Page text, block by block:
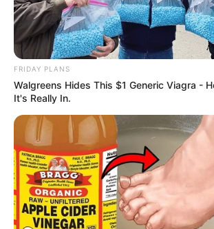
sexy shayari in hindi: 2026 इश्क़
दास्तान
hot shayari in hindi language
FRIDAY PLANS
Walgreens Hides This $1 Generic Viagra -
It's Really In.